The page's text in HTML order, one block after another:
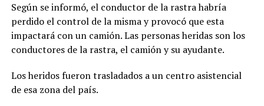
Según se informó, el conductor de la rastra habría
perdido el control de la misma y provocó que esta
impactará con un camión. Las personas heridas son los
conductores de la rastra, el camión y su ayudante.
Los heridos fueron trasladados a un centro asistencial
de esa zona del país.